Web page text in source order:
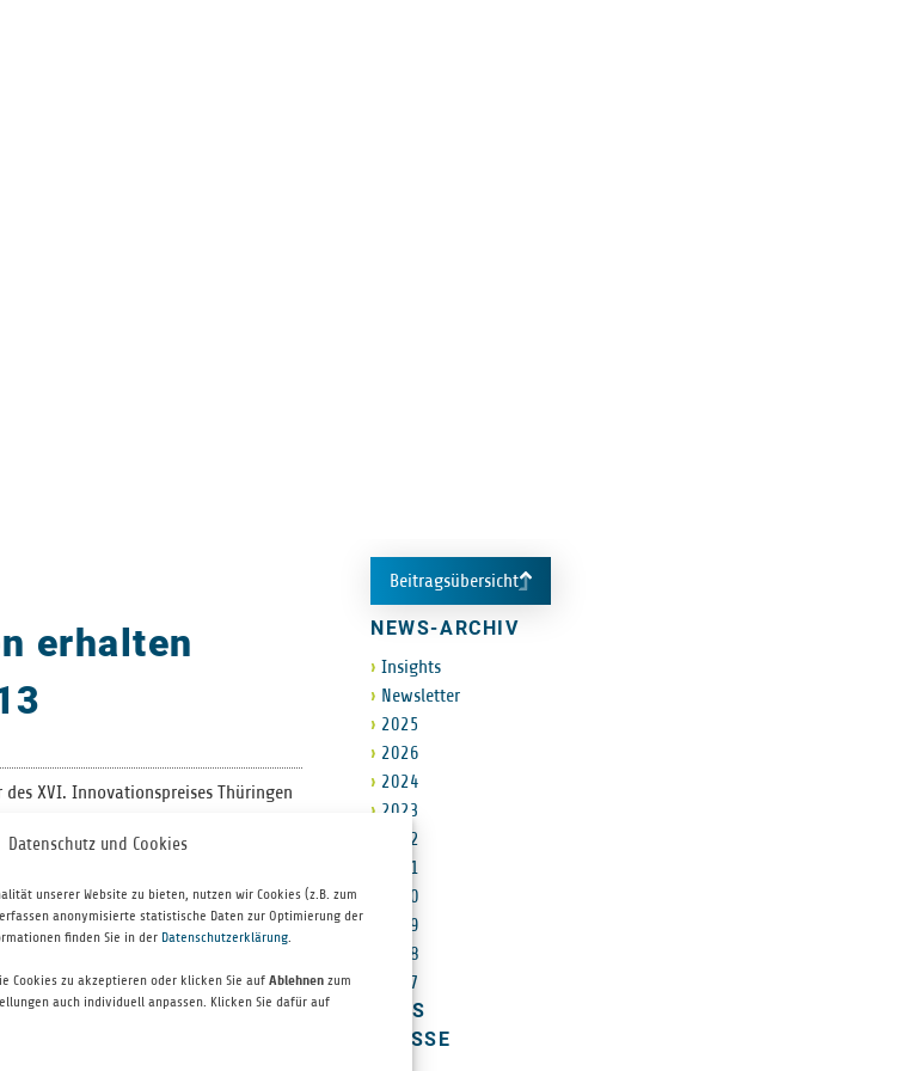
Datenschutz und Cookies
unserer Website zu bieten, nutzen wir Cookies (z.B. zum
anonymisierte statistische Daten zur Optimierung der
finden Sie in der Datenschutzerklärung
Cookies zu akzeptieren oder klicken Sie auf Ablehnen zum
auch individuell anpassen. Klicken Sie dafür auf
erhalten
XVI. Inno­va­ti­ons­prei­ses Thü­rin­gen
der Stif­tung für Tech­no­lo­gie,
Stif­tung ausgelobt.
von ins­ge­samt 100.000 € erhiel­ten,
Jena für ihr inno­va­ti­ves Ultra­schall­
Auto­mo­bile GmbH erhiel­ten jeweils
der STIFT unter
Beitragsübersicht
NEWS-ARCHIV
Insights
Newsletter
2025
2026
2024
2023
2022
2021
2020
2019
2018
2017
JOBS
PRESSE